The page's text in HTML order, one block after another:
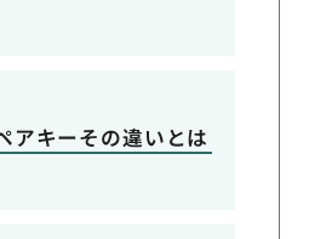
アキーその違いとは